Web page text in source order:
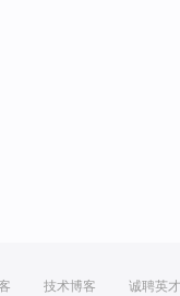
技术博客 诚聘英才